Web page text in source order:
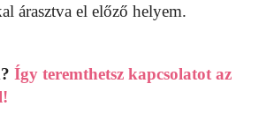
árasztva el előző helyem.
Így teremthetsz kapcsolatot az